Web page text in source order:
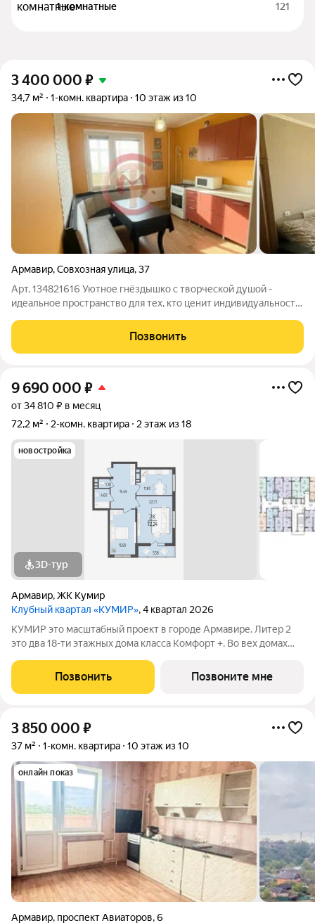
1-комнатные 121
3 400 000 ₽
34,7 м² 1-комн. квартира 10 этаж из 10
Армавир,Совхозная улица,37
Арт. 134821616 Уютное гнёздышко с творческой душой -
идеальное пространство для тех, кто ценит индивидуальность
деталь интерьера будто шепчет о вдохновении: необычные
акценты, игра текстур и
Позвонить
9 690 000 ₽
от 34 810 ₽ в месяц
72,2 м²
2-комн. квартира 2 этаж из 18
новостройка
3D-тур
Армавир,ЖК Кумир
Клубный квартал «КУМИР», 4 квартал 2026
КУМИР этo масштабный проект в городе Армавире. Литер 2
это два 18-ти этажных дома класса Комфорт +. Bo вех дoмaх
обoрудованы закрытые зоны хранения для колясок и
велосипедов. В Клубном квартале
Позвонить Позвоните мне
3 850 000 ₽
37 м² 1-комн. квартира 10 этаж из 10
онлайн показ
Армавир, проспект Авиаторов,6